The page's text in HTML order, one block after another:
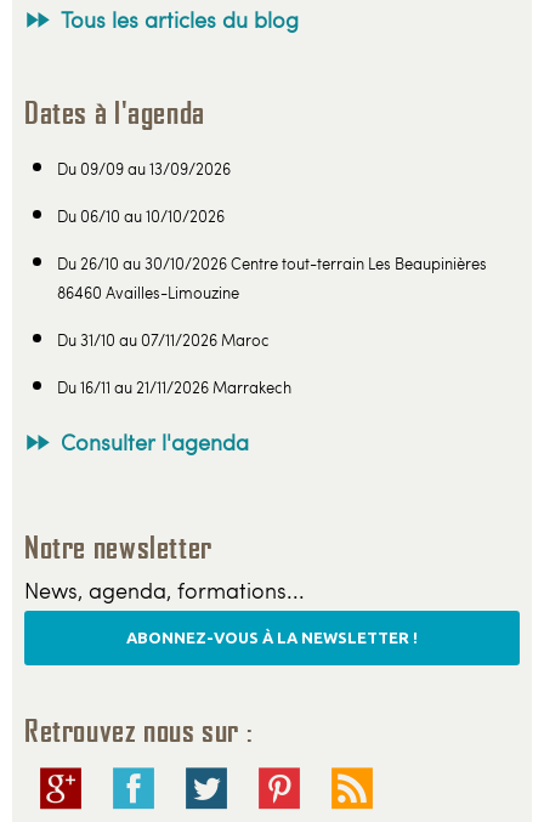
Tous les articles du blog
Dates à l'agenda
Du 09/09 au 13/09/2026
Du 06/10 au 10/10/2026
Du 26/10 au 30/10/2026 Centre tout-terrain Les Beaupinières
86460 Availles-Limouzine
Du 31/10 au 07/11/2026 Maroc
Du 16/11 au 21/11/2026 Marrakech
Consulter l'agenda
Notre newsletter
News, agenda, formations...
ABONNEZ-VOUS À LA NEWSLETTER !
Retrouvez nous sur :